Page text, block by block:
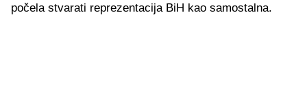
počela stvarati reprezentacija BiH kao samostalna.